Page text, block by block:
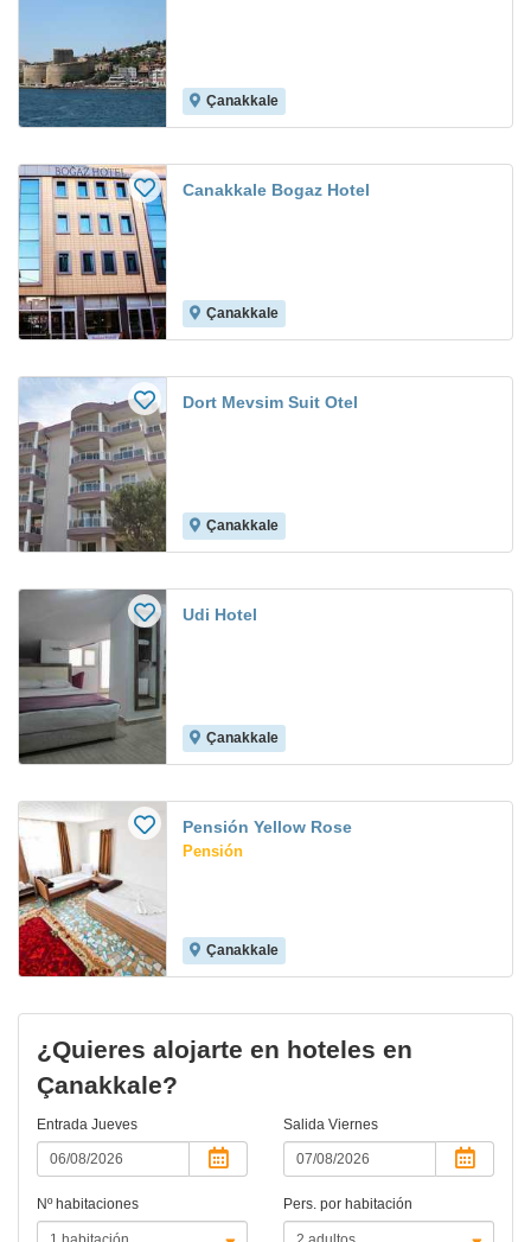
Çanakkale
Canakkale Bogaz Hotel
Çanakkale
Dort Mevsim Suit Otel
Çanakkale
Udi Hotel
Çanakkale
Pensión Yellow Rose
Pensión
Çanakkale
¿Quieres alojarte en hoteles en
Çanakkale?
Entrada Jueves Salida Viernes
Nº habitaciones Pers. por habitación